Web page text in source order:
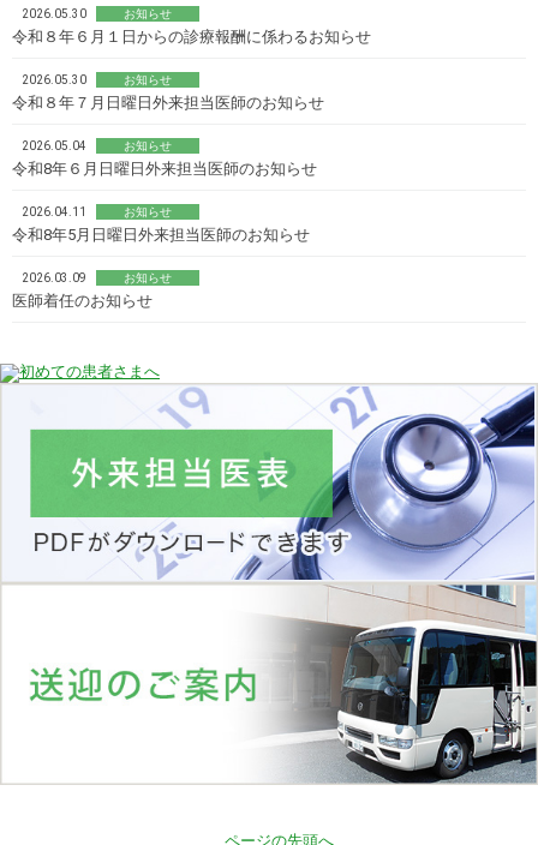
2026.05.30 お知らせ
令和８年６月１日からの診療報酬に係わるお知らせ
2026.05.30 お知らせ
令和８年７月日曜日外来担当医師のお知らせ
2026.05.04 お知らせ
令和8年６月日曜日外来担当医師のお知らせ
2026.04.11 お知らせ
令和8年5月日曜日外来担当医師のお知らせ
2026.03.09 お知らせ
医師着任のお知らせ
ページの先頭へ